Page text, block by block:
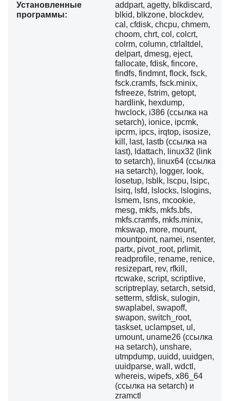
Установленные
программы:
addpart, agetty, blkdiscard,
blkid, blkzone, blockdev,
cal, cfdisk, chcpu, chmem,
choom, chrt, col, colcrt,
colrm, column, ctrlaltdel,
delpart, dmesg, eject,
fallocate, fdisk, fincore,
findfs, findmnt, flock, fsck,
fsck.cramfs, fsck.minix,
fsfreeze, fstrim, getopt,
hardlink, hexdump,
hwclock, i386 (ссылка на
setarch), ionice, ipcmk,
ipcrm, ipcs, irqtop, isosize,
kill, last, lastb (ссылка на
last), ldattach, linux32 (link
to setarch), linux64 (ссылка
на setarch), logger, look,
losetup, lsblk, lscpu, lsipc,
lsirq, lsfd, lslocks, lslogins,
lsmem, lsns, mcookie,
mesg, mkfs, mkfs.bfs,
mkfs.cramfs, mkfs.minix,
mkswap, more, mount,
mountpoint, namei, nsenter,
partx, pivot_root, prlimit,
readprofile, rename, renice,
resizepart, rev, rfkill,
rtcwake, script, scriptlive,
scriptreplay, setarch, setsid,
setterm, sfdisk, sulogin,
swaplabel, swapoff,
swapon, switch_root,
taskset, uclampset, ul,
umount, uname26 (ссылка
на setarch), unshare,
utmpdump, uuidd, uuidgen,
uuidparse, wall, wdctl,
whereis, wipefs, x86_64
(ссылка на setarch) и
zramctl